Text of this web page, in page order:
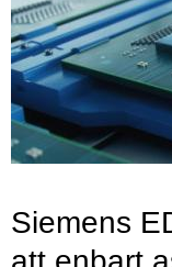
Siemens